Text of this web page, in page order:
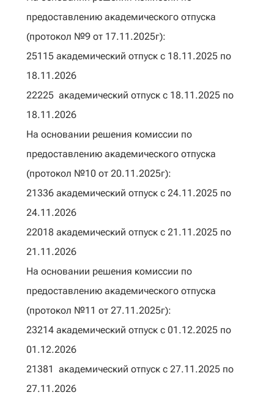
предоставлению академического отпуска
(протокол №9 от 17.11.2025г):
25115 академический отпуск с 18.11.2025 по
18.11.2026
22225 академический отпуск с 18.11.2025 по
18.11.2026
На основании решения комиссии по
предоставлению академического отпуска
(протокол №10 от 20.11.2025г):
21336 академический отпуск с 24.11.2025 по
24.11.2026
22018 академический отпуск с 21.11.2025 по
21.11.2026
На основании решения комиссии по
предоставлению академического отпуска
(протокол №11 от 27.11.2025г):
23214 академический отпуск с 01.12.2025 по
01.12.2026
21381 академический отпуск с 27.11.2025 по
27.11.2026